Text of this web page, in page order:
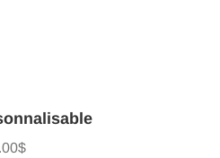
$Plage